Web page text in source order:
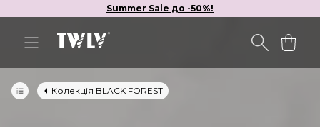
Summer Sale до -50%!
Колекція BLACK FOREST